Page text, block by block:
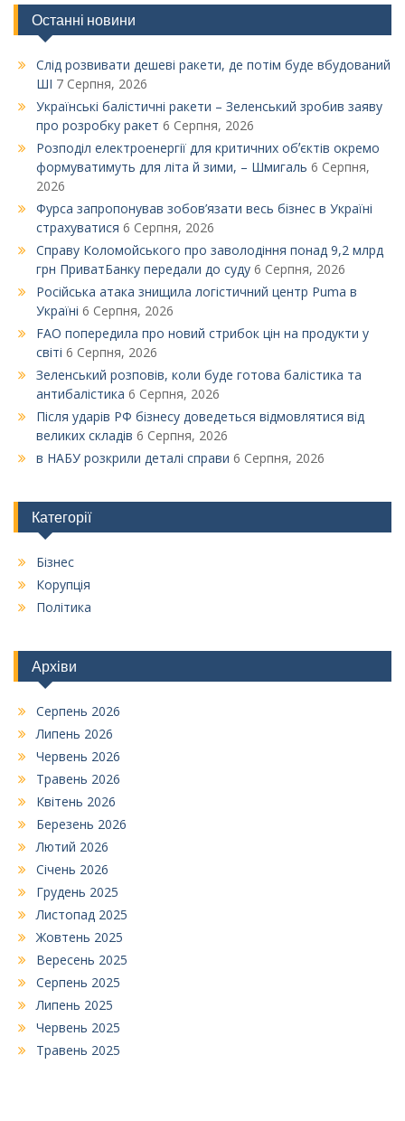
Останні новини
Слід розвивати дешеві ракети, де потім буде вбудований
ШІ 7 Серпня, 2026
Українські балістичні ракети – Зеленський зробив заяву
про розробку ракет 6 Серпня, 2026
Розподіл електроенергії для критичних обʼєктів окремо
формуватимуть для літа й зими, – Шмигаль 6 Серпня,
2026
Фурса запропонував зобов’язати весь бізнес в Україні
страхуватися 6 Серпня, 2026
Справу Коломойського про заволодіння понад 9,2 млрд
грн ПриватБанку передали до суду 6 Серпня, 2026
Російська атака знищила логістичний центр Puma в
Україні 6 Серпня, 2026
FAO попередила про новий стрибок цін на продукти у
світі 6 Серпня, 2026
Зеленський розповів, коли буде готова балістика та
антибалістика 6 Серпня, 2026
Після ударів РФ бізнесу доведеться відмовлятися від
великих складів 6 Серпня, 2026
в НАБУ розкрили деталі справи 6 Серпня, 2026
Категорії
Бізнес
Корупція
Політика
Архіви
Серпень 2026
Липень 2026
Червень 2026
Травень 2026
Квітень 2026
Березень 2026
Лютий 2026
Січень 2026
Грудень 2025
Листопад 2025
Жовтень 2025
Вересень 2025
Серпень 2025
Липень 2025
Червень 2025
Травень 2025